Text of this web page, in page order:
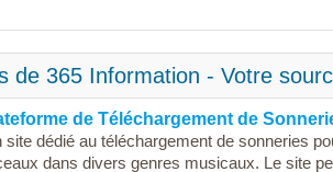
de 365 Information - Votre
de Téléchargement de
site dédié au téléchargement de sonneries
dans divers genres musicaux. Le site